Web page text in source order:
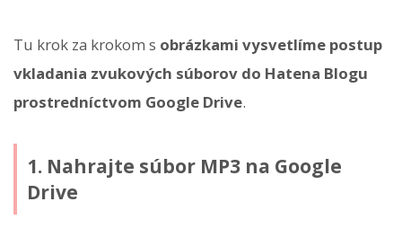
Tu krok za krokom s obrázkami vysvetlíme postup
vkladania zvukových súborov do Hatena Blogu
prostredníctvom Google Drive.
1. Nahrajte súbor MP3 na Google
Drive